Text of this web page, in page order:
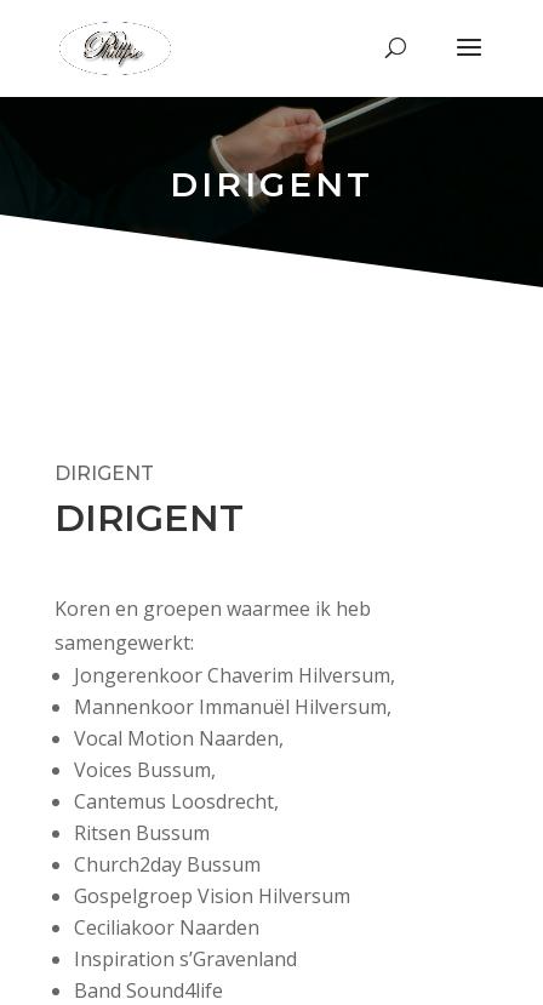
DIRIGENT
DIRIGENT
DIRIGENT
Koren en groepen waarmee ik heb
samengewerkt:
Jongerenkoor Chaverim Hilversum,
Mannenkoor Immanuël Hilversum,
Vocal Motion Naarden,
Voices Bussum,
Cantemus Loosdrecht,
Ritsen Bussum
Church2day Bussum
Gospelgroep Vision Hilversum
Ceciliakoor Naarden
Inspiration s’Gravenland
Band Sound4life